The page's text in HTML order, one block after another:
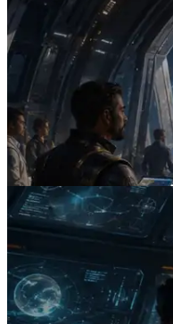
2026.07.04
ERPC ra mắt
Mở ra thời đại AI
cầu cho API cần
Đọc bài viết này